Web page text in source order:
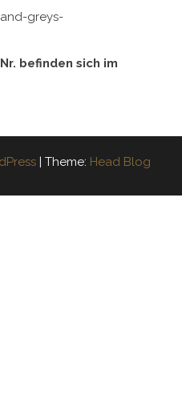
greys-
befinden sich im
| Theme: Head Blog